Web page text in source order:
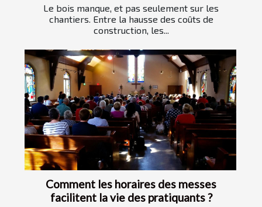
Le bois manque, et pas seulement sur les
chantiers. Entre la hausse des coûts de
construction, les...
Comment les horaires des messes
facilitent la vie des pratiquants ?